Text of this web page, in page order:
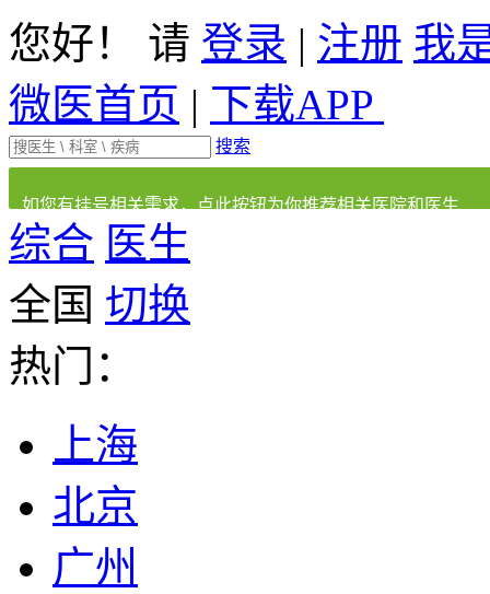
您好！ 请 登录 | 注册 我
微医首页 | 下载APP
搜索
如您有挂号相关需求，点此按钮为你推荐相关医院和医生
综合 医生
全国 切换
热门：
上海
北京
广州